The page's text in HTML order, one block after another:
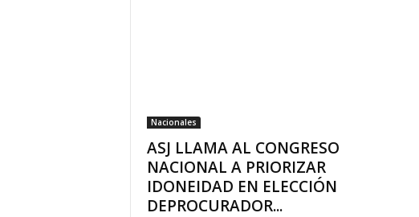
Nacionales
ASJ LLAMA AL CONGRESO
NACIONAL A PRIORIZAR
IDONEIDAD EN ELECCIÓN
DEPROCURADOR...